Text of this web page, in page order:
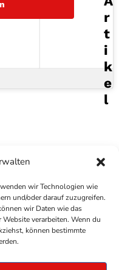
wir Technologien wie
und/oder darauf zuzugreifen.
wir Daten wie das
verarbeiten. Wenn du
können bestimmte
R
T
I
K
E
L